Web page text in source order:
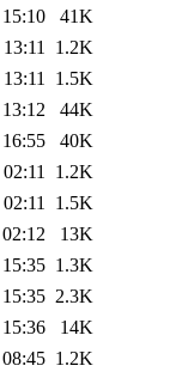
41K
1.2K
1.5K
44K
40K
1.2K
1.5K
13K
1.3K
2.3K
14K
1.2K